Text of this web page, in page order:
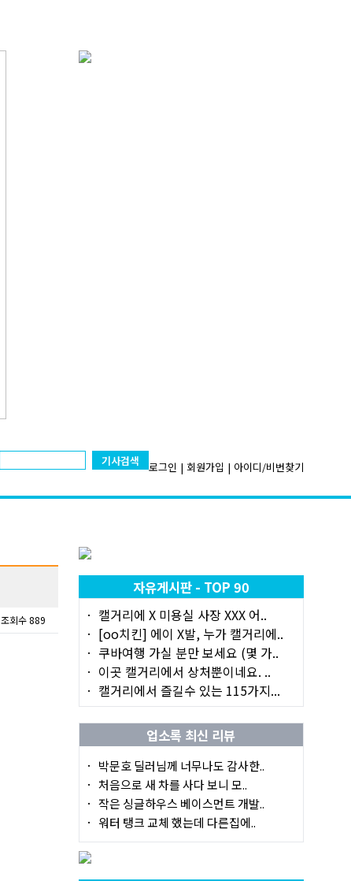
기사검색 로그인 | 회원가입 | 아이디/비번찾기
조회수 889
자유게시판 - TOP 90
캘거리에 X 미용실 사장 XXX 어..
[oo치킨] 에이 X발, 누가 캘거리에..
쿠바여행 가실 분만 보세요 (몇 가..
이곳 캘거리에서 상처뿐이네요. ..
캘거리에서 즐길수 있는 115가지...
업소록 최신 리뷰
박문호 딜러님께 너무나도 감사한..
처음으로 새 차를 사다 보니 모..
작은 싱글하우스 베이스먼트 개발..
워터 탱크 교체 했는데 다른집에..